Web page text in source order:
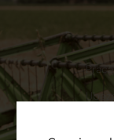
Praca